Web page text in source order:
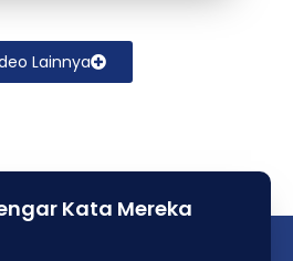
Lainnya
Kata Mereka